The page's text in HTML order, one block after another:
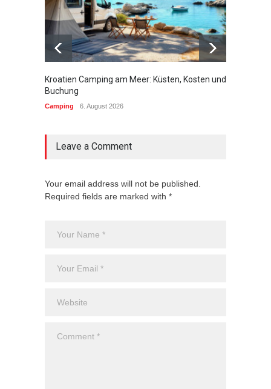
Kroatien Camping am Meer: Küsten, Kosten und
Buchung
Camping 6. August 2026
Leave a Comment
Your email address will not be published.
Required fields are marked with *